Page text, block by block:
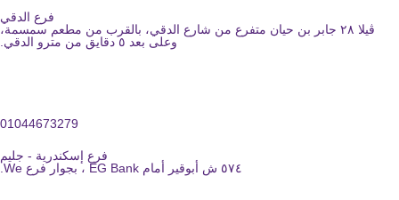
فرع الدقي
ڤيلا ٢٨ جابر بن حيان متفرع من شارع الدقي، بالقرب من مطعم سمسمة،
وعلى بعد ٥ دقايق من مترو الدقي.
01044673279
فرع إسكندرية - جليم
٥٧٤ ش أبوقير أمام EG Bank ، بجوار فرع We.